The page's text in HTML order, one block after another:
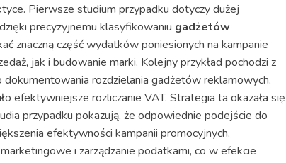
Pierwsze studium przypadku dotyczy dużej
precyzyjnemu klasyfikowaniu gadżetów
znaczną część wydatków poniesionych na kampanie
jak i budowanie marki. Kolejny przykład pochodzi z
rozdzielania gadżetów reklamowych.
efektywniejsze rozliczanie VAT. Strategia ta okazała się
przypadku pokazują, że odpowiednie podejście do
efektywności kampanii promocyjnych.
i zarządzanie podatkami, co w efekcie